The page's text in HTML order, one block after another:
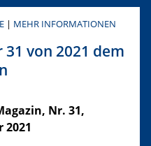
| MEHR INFORMATIONEN
von 2021 dem
Nr. 31,